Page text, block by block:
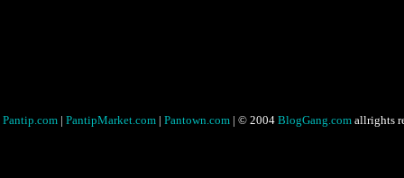
Pantip.com | PantipMarket.com | Pantown.com | © 2004 BlogGang.com allrights